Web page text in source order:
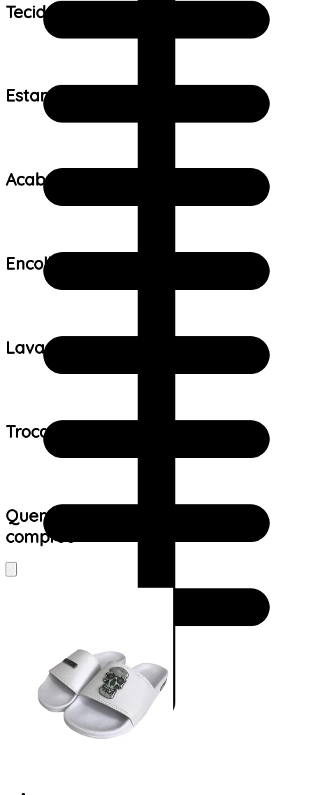
Tecido:
Estampa:
Acabamento:
Encolhimento:
Lavagem:
Trocas e devoluções:
Quem viu este produto também
comprou